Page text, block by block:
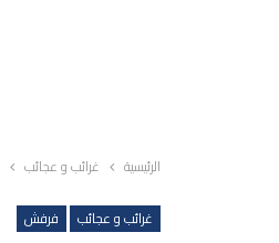
الرئيسية غرائب و عجائب
غرائب و عجائب فرفش